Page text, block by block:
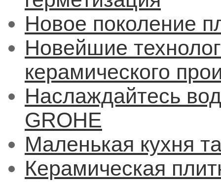
Новое поколение
Новейшие
керамического
Наслаждайтесь
GROHE
Маленькая кухня
Керамическая